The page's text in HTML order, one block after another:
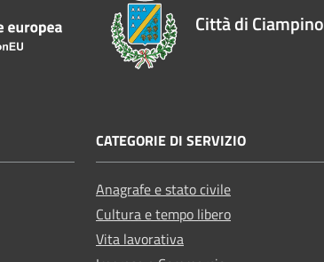
Città di Ciampino
CATEGORIE DI SERVIZIO
Anagrafe e stato civile
Cultura e tempo libero
Vita lavorativa